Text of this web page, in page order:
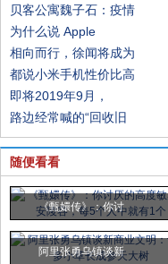
贝客公寓魏子石：疫情
为什么说 Apple
相向而行，徐闻将成为
都说小米手机性价比高
即将2019年9月，
路边经常喊的“回收旧
随便看看
《甄嬛传》：你讨
阿里张勇乌镇谈新